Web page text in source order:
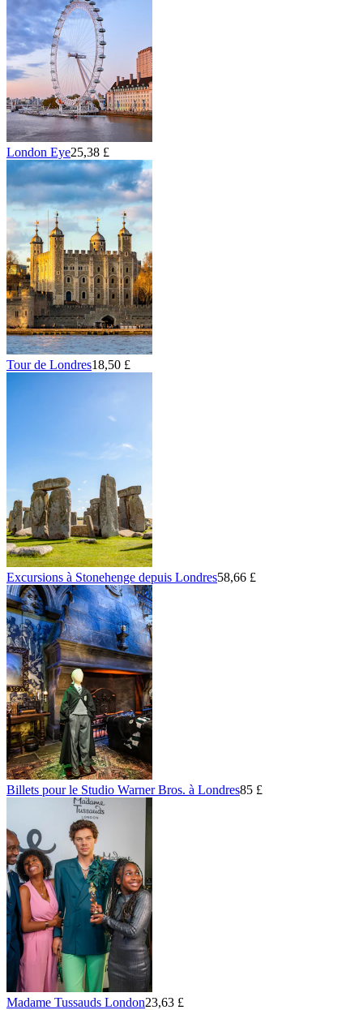
London Eye25,38 £
Tour de Londres18,50 £
Excursions à Stonehenge depuis Londres58,66 £
Billets pour le Studio Warner Bros. à Londres85 £
Madame Tussauds London23,63 £